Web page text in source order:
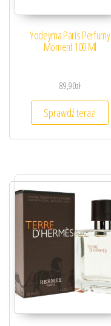
Yodeyma Paris Perfumy
Moment 100 Ml
89,90zł
Sprawdź teraz!